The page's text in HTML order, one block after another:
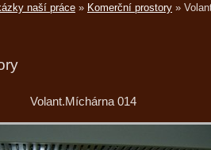
naší práce » Komerční prostory »
Volant.Míchárna 014